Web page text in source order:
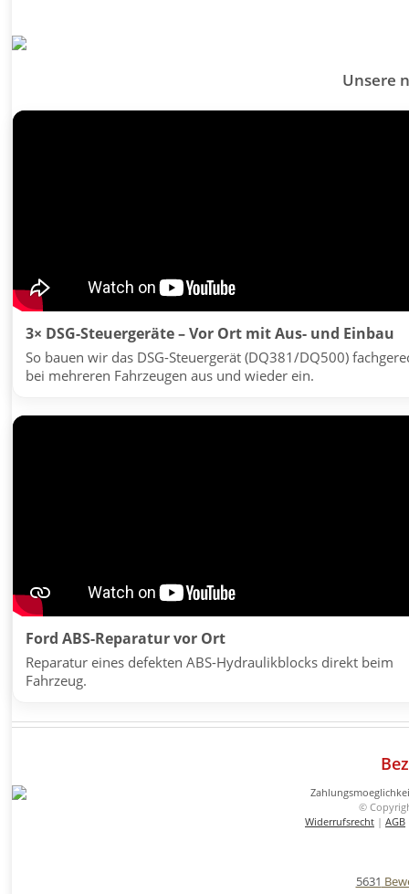
Unsere
3× DSG-Steuergeräte – Vor Ort mit Aus- und Einbau
So bauen wir das DSG-Steuergerät (DQ381/DQ500)
bei mehreren Fahrzeugen aus und wieder ein.
Ford ABS-Reparatur vor Ort
Reparatur eines defekten ABS-Hydraulikblocks direkt beim
Fahrzeug.
©
Widerrufsrecht | AGB
5631